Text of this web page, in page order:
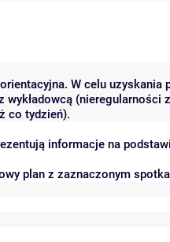
W celu
(nieregularności
co tydzień).
informacje na
plan z zaznaczonym